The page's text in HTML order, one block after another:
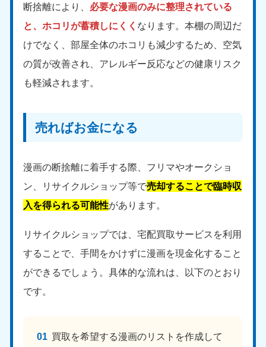
断捨離により、 必要な漫画のみに整理されている
と、ホコリが蓄積しにくく なります。本棚の周辺だ
けでなく、部屋全体のホコリも減少するため、空気
の質が改善され、アレルギー反応などの健康リスク
も軽減されます。
売ればお金になる
漫画の断捨離に着手する際、フリマやオークショ
ン、リサイクルショップ等で売却することで臨時収
入を得られる可能性があります。
リサイクルショップでは、宅配買取サービスを利用
することで、手間をかけずに漫画を現金化すること
ができるでしょう。具体的な流れは、以下のとおり
です。
買取を希望する漫画のリストを作成して
愛媛県
050-1880-9896
高知県
050-1880-9897
九州・沖縄
福岡県
長崎県
9:00〜19:00 年中無休 9:00〜19:00 年中無休
大分県
050-1880-9893
9:00〜19:00 年中無休
宮崎県
050-1880-9890
9:00〜19:00 年中無休
熊本県
050-1880-9892
9:00〜19:00 年中無休
沖縄県
050-1880-9887
9:00〜19:00 年中無休